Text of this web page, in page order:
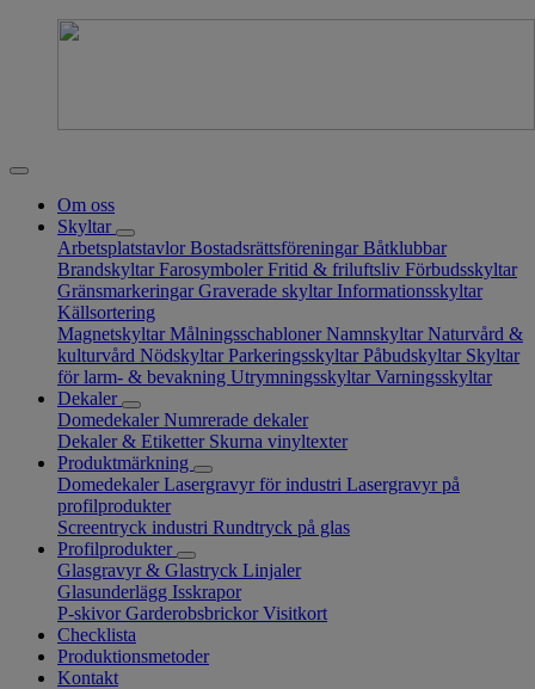
Om oss
Skyltar
Arbetsplatstavlor Bostadsrättsföreningar Båtklubbar
Brandskyltar Farosymboler Fritid & friluftsliv Förbudsskyltar
Gränsmarkeringar Graverade skyltar Informationsskyltar
Källsortering
Magnetskyltar Målningsschabloner Namnskyltar Naturvård &
kulturvård Nödskyltar Parkeringsskyltar Påbudskyltar Skyltar
för larm- & bevakning Utrymningsskyltar Varningsskyltar
Dekaler
Domedekaler Numrerade dekaler
Dekaler & Etiketter Skurna vinyltexter
Produktmärkning
Domedekaler Lasergravyr för industri Lasergravyr på
profilprodukter
Screentryck industri Rundtryck på glas
Profilprodukter
Glasgravyr & Glastryck Linjaler
Glasunderlägg Isskrapor
P-skivor Garderobsbrickor Visitkort
Checklista
Produktionsmetoder
Kontakt